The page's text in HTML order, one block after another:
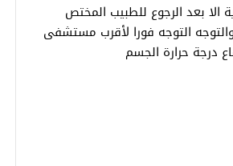
الا بعد الرجوع للطبيب المختص
التوجه فورا لأقرب مستشفى
درجة حرارة الجسم